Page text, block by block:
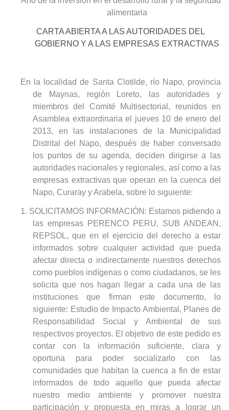
alimentaria
CARTA ABIERTA A LAS AUTORIDADES DEL
GOBIERNO Y A LAS EMPRESAS EXTRACTIVAS
En la localidad de Santa Clotilde, río Napo, provincia
de Maynas, región Loreto, las autoridades y
miembros del Comité Multisectorial, reunidos en
Asamblea extraordinaria el jueves 10 de enero del
2013, en las instalaciones de la Municipalidad
Distrital del Napo, después de haber conversado
los puntos de su agenda, deciden dirigirse a las
autoridades nacionales y regionales, así como a las
empresas extractivas que operan en la cuenca del
Napo, Curaray y Arabela, sobre lo siguiente:
1. SOLICITAMOS INFORMACIÓN: Estamos pidiendo a
las empresas PERENCO PERU, SUB ANDEAN,
REPSOL, que en el ejercicio del derecho a estar
informados sobre cualquier actividad que pueda
afectar directa o indirectamente nuestros derechos
como pueblos indígenas o como ciudadanos, se les
solicita que nos hagan llegar a cada una de las
instituciones que firman este documento, lo
siguiente: Estudio de Impacto Ambiental, Planes de
Responsabilidad Social y Ambiental de sus
respectivos proyectos. El objetivo de este pedido es
contar con la información suficiente, clara y
oportuna para poder socializarlo con las
comunidades que habitan la cuenca a fin de estar
informados de todo aquello que pueda afectar
nuestro medio ambiente y promover nuestra
participación y propuesta en miras a lograr un